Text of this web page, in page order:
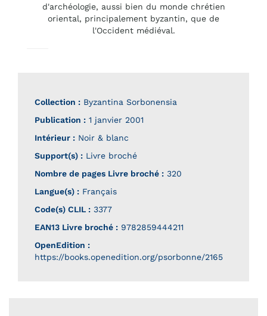
d'archéologie, aussi bien du monde chrétien
oriental, principalement byzantin, que de
l'Occident médiéval.
Collection : Byzantina Sorbonensia
Publication : 1 janvier 2001
Intérieur : Noir & blanc
Support(s) : Livre broché
Nombre de pages Livre broché : 320
Langue(s) : Français
Code(s) CLIL : 3377
EAN13 Livre broché : 9782859444211
OpenEdition :
https://books.openedition.org/psorbonne/2165